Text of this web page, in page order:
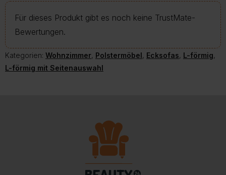
Für dieses Produkt gibt es noch keine TrustMate-
Bewertungen.
Kategorien: Wohnzimmer, Polstermöbel, Ecksofas, L-förmig,
L-förmig mit Seitenauswahl